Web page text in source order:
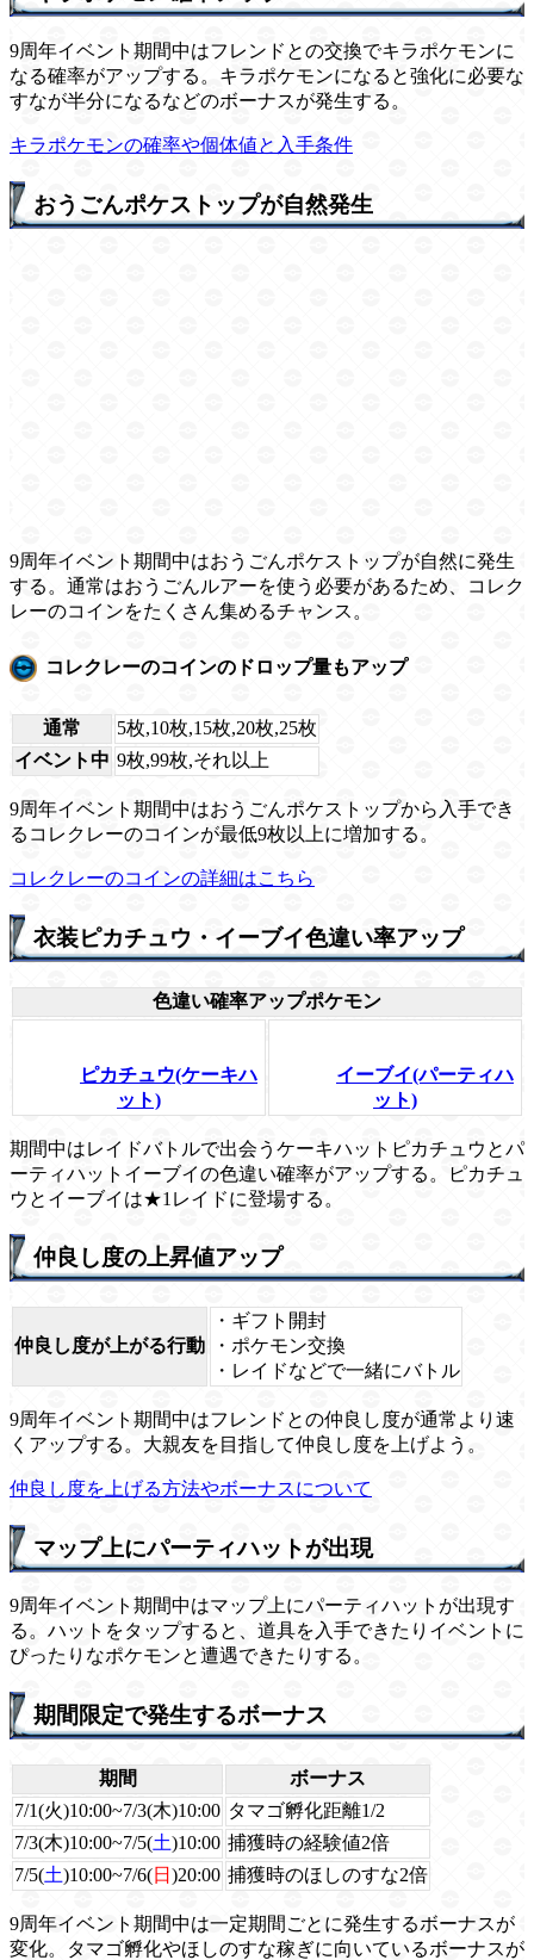
9周年イベント期間中はフレンドとの交換でキラポケモンに
なる確率がアップする。キラポケモンになると強化に必要な
すなが半分になるなどのボーナスが発生する。
キラポケモンの確率や個体値と入手条件
おうごんポケストップが自然発生
9周年イベント期間中はおうごんポケストップが自然に発生
する。通常はおうごんルアーを使う必要があるため、コレク
レーのコインをたくさん集めるチャンス。
コレクレーのコインのドロップ量もアップ
通常
5枚,10枚,15枚,20枚,25枚
イベント中 9枚,99枚,それ以上
9周年イベント期間中はおうごんポケストップから入手でき
るコレクレーのコインが最低9枚以上に増加する。
コレクレーのコインの詳細はこちら
衣装ピカチュウ・イーブイ色違い率アップ
色違い確率アップポケモン
ピカチュウ(ケーキハ
ット)
イーブイ(パーティハ
ット)
期間中はレイドバトルで出会うケーキハットピカチュウとパ
ーティハットイーブイの色違い確率がアップする。ピカチュ
ウとイーブイは★1レイドに登場する。
仲良し度の上昇値アップ
仲良し度が上がる行動
・ギフト開封
・ポケモン交換
・レイドなどで一緒にバトル
9周年イベント期間中はフレンドとの仲良し度が通常より速
くアップする。大親友を目指して仲良し度を上げよう。
仲良し度を上げる方法やボーナスについて
マップ上にパーティハットが出現
9周年イベント期間中はマップ上にパーティハットが出現す
る。ハットをタップすると、道具を入手できたりイベントに
ぴったりなポケモンと遭遇できたりする。
期間限定で発生するボーナス
期間
ボーナス
7/1(火)10:00~7/3(木)10:00 タマゴ孵化距離1/2
7/3(木)10:00~7/5(土)10:00 捕獲時の経験値2倍
7/5(土)10:00~7/6(日 )20:00 捕獲時のほしのすな2倍
9周年イベント期間中は一定期間ごとに発生するボーナスが
変化。タマゴ孵化やほしのすな稼ぎに向いているボーナスが